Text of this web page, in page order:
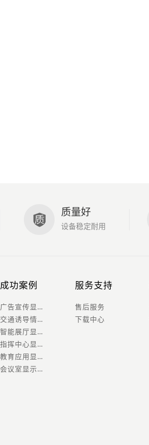
质量好
设备稳定耐用
成功案例
广告宣传显示屏案例
交通诱导情报板案例
智能展厅显示屏案例
指挥中心显示屏案例
教育应用显示屏案例
会议室显示屏案例
服务支持
售后服务
下载中心